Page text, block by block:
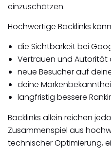
einzuschätzen.
Hochwertige Backlinks
die Sichtbarkeit bei
Vertrauen und Autorität
neue Besucher auf
deine
langfristig bessere
Backlinks allein reichen
Zusammenspiel aus
technischer Optimierung,